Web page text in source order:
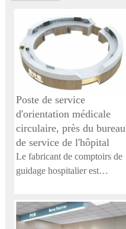
Poste de service
d'orientation médicale
circulaire, près du bureau
de service de l'hôpital
Le fabricant de comptoirs de
guidage hospitalier est
de la production et de
l'installation de comptoirs de